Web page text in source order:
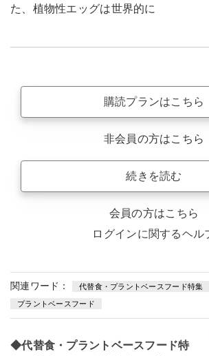
た、植物性エッグは世界的に
購読プランはこちら
非会員の方はこちら
続きを読む
会員の方はこちら
ログインに関するヘル
関連ワード： 代替食・プラントベースフード特集
プラントベースフード
◆代替食・プラントベースフード特